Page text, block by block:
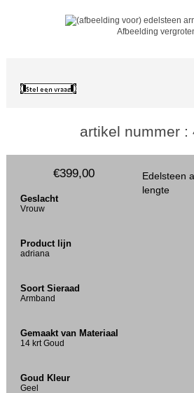
Afbeelding
artikel nummer :
Edelsteen
lengte
€399,00
Geslacht
Vrouw
Product lijn
adriana
Soort Sieraad
Armband
Gemaakt van Materiaal
14 krt Goud
Goud Kleur
Geel